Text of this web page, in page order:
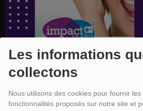
Les informations
collectons
Nous utilisons des cookies pour fournir
fonctionnalités proposés sur notre site et